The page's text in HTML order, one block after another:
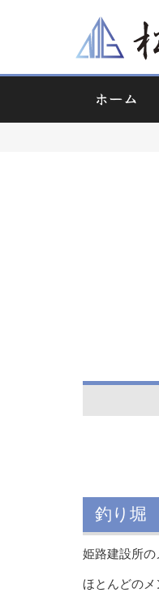
ホーム
釣り堀
姫路建設所
ほとんどの